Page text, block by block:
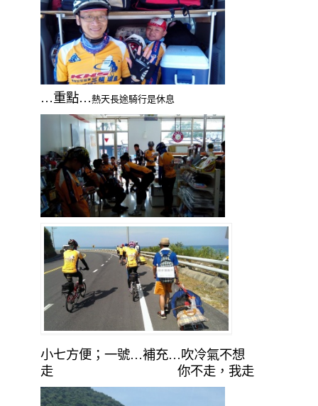
…重點…熱天長途騎行是休息
小七方便；一號…補充…吹冷氣不想
走 你不走，我走